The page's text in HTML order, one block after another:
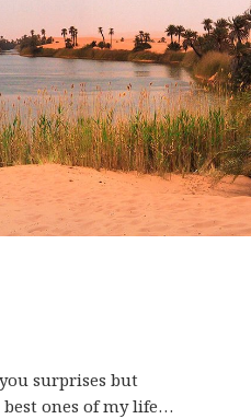
surprises but
ones of my life…